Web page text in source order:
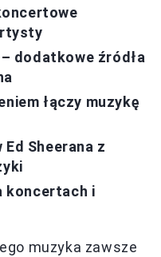
dodatkowe źródła
łączy muzykę
Sheerana z
koncertach i
muzyka zawsze